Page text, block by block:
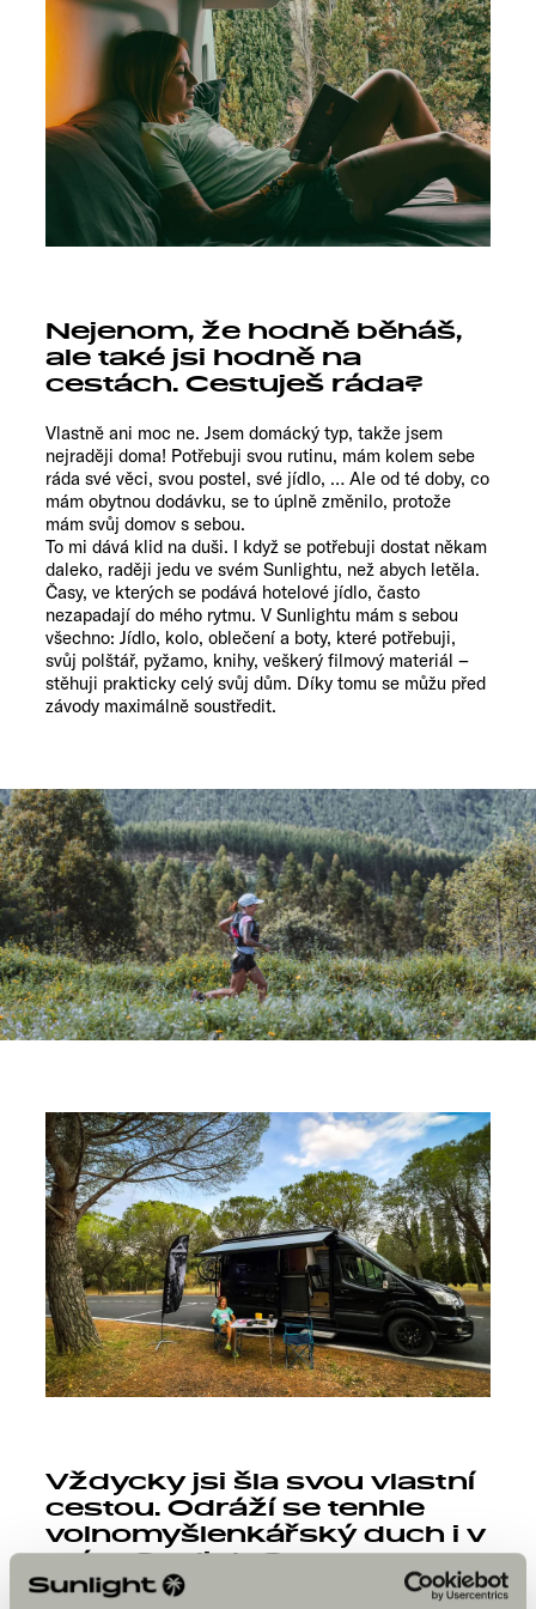
Nejenom, že hodně běháš,
ale také jsi hodně na
cestách. Cestuješ ráda?
Vlastně ani moc ne. Jsem domácký typ, takže jsem
nejraději doma! Potřebuji svou rutinu, mám kolem sebe
ráda své věci, svou postel, své jídlo, … Ale od té doby, co
mám obytnou dodávku, se to úplně změnilo, protože
mám svůj domov s sebou.
To mi dává klid na duši. I když se potřebuji dostat někam
daleko, raději jedu ve svém Sunlightu, než abych letěla.
Časy, ve kterých se podává hotelové jídlo, často
nezapadají do mého rytmu. V Sunlightu mám s sebou
všechno: Jídlo, kolo, oblečení a boty, které potřebuji,
svůj polštář, pyžamo, knihy, veškerý filmový materiál –
stěhuji prakticky celý svůj dům. Díky tomu se můžu před
závody maximálně soustředit.
Vždycky jsi šla svou vlastní
cestou. Odráží se tenhle
volnomyšlenkářský duch i v
tvém Sunlight?